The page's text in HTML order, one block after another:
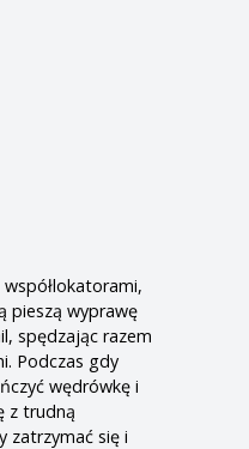
pieszą wyprawę
spędzając razem
Podczas gdy
wędrówkę i
z trudną
zatrzymać się i